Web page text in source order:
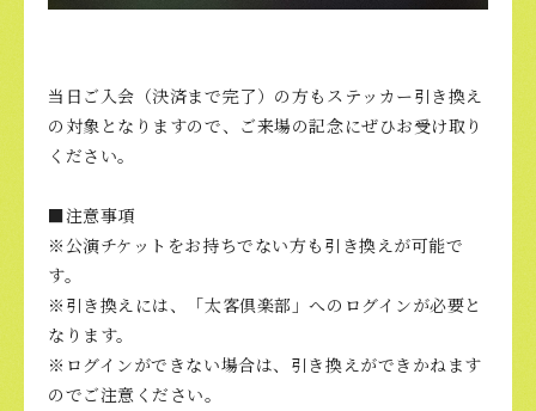
当日ご入会（決済まで完了）の方もステッカー引き換え
の対象となりますので、ご来場の記念にぜひお受け取り
ください。
■注意事項
※公演チケットをお持ちでない方も引き換えが可能で
す。
※引き換えには、「太客倶楽部」へのログインが必要と
なります。
※ログインができない場合は、引き換えができかねます
のでご注意ください。